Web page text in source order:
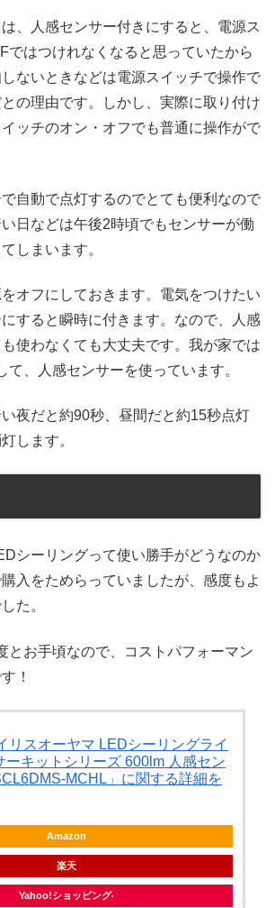
、人感センサー付きにすると、電源ス
ではつけれなくなると思っていたから
ないときなどは電源スイッチで操作で
の理由です。しかし、実際に取り付け
ッチのオン・オフでも普通に操作がで
自動で点灯するのでとても便利なので
日などは午後2時頃でもセンサーが働
しまいます。
オフにしておきます。電気をつけたい
すると瞬時に付きます。なので、人感
使わなくても大丈夫です。我が家では
て、人感センサーを使っています。
夜だと約90秒、昼間だと約15秒点灯
します。
シーリングって使い勝手がどうなのか
入をためらっていましたが、感度もよ
た。
とお手頃なので、コストパフォーマン
！
リスオーヤマ LEDシーリングライ
ーキットシリーズ 600lm 人感セン
MCHL」に関する詳細を
Amazon
楽天
Yahoo!ショッピング